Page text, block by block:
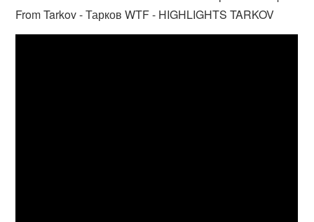
From Tarkov - Тарков WTF - HIGHLIGHTS TARKOV